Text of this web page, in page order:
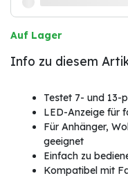
Auf Lager
Info zu diesem
Testet 7- und 13-
LED-Anzeige für
Für Anhänger,
geeignet
Einfach zu
Kompatibel mit